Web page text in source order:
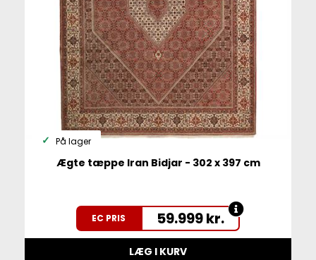
På lager
Ægte tæppe Iran Bidjar - 302 x 397 cm
EC PRIS 59.999kr.
LÆG I KURV